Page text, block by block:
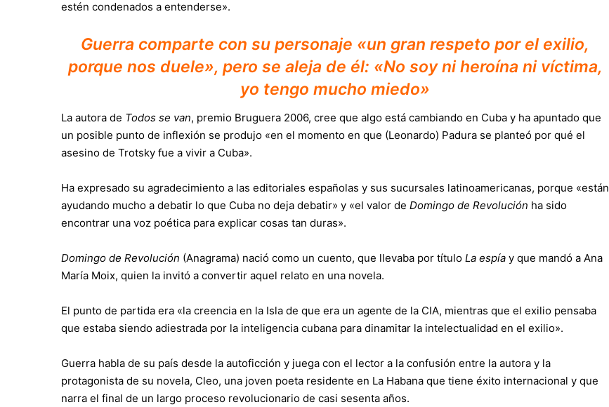
estén condenados a entenderse».
Guerra comparte con su personaje «un gran respeto por el exilio,
porque nos duele», pero se aleja de él: «No soy ni heroína ni víctima,
yo tengo mucho miedo»
La autora de Todos se van, premio Bruguera 2006, cree que algo está cambiando en Cuba y ha apuntado que
un posible punto de inflexión se produjo «en el momento en que (Leonardo) Padura se planteó por qué el
asesino de Trotsky fue a vivir a Cuba».
Ha expresado su agradecimiento a las editoriales españolas y sus sucursales latinoamericanas, porque «están
ayudando mucho a debatir lo que Cuba no deja debatir» y «el valor de Domingo de Revolución ha sido
encontrar una voz poética para explicar cosas tan duras».
Domingo de Revolución (Anagrama) nació como un cuento, que llevaba por título La espía y que mandó a Ana
María Moix, quien la invitó a convertir aquel relato en una novela.
El punto de partida era «la creencia en la Isla de que era un agente de la CIA, mientras que el exilio pensaba
que estaba siendo adiestrada por la inteligencia cubana para dinamitar la intelectualidad en el exilio».
Guerra habla de su país desde la autoficción y juega con el lector a la confusión entre la autora y la
protagonista de su novela, Cleo, una joven poeta residente en La Habana que tiene éxito internacional y que
narra el final de un largo proceso revolucionario de casi sesenta años.